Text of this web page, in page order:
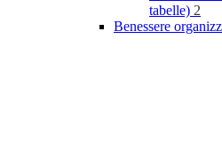
tabelle) 2
Benessere